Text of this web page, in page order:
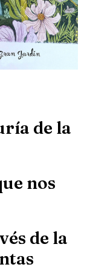
de la
nos
de la